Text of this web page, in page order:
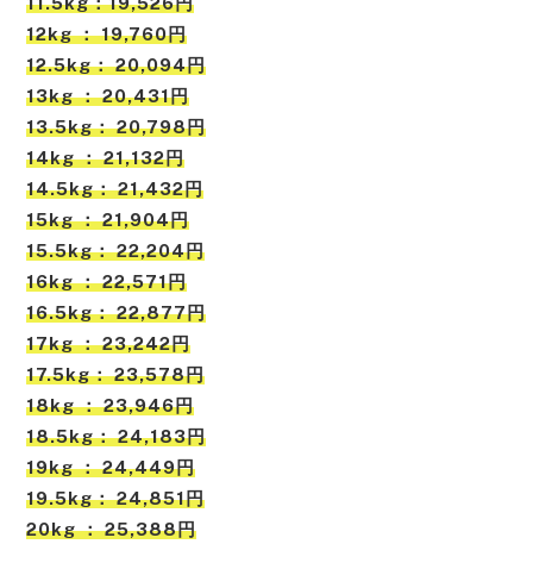
12kg ： 19,760円
12.5kg： 20,094円
13kg ： 20,431円
13.5kg： 20,798円
14kg ： 21,132円
14.5kg： 21,432円
15kg ： 21,904円
15.5kg： 22,204円
16kg ： 22,571円
16.5kg： 22,877円
17kg ： 23,242円
17.5kg： 23,578円
18kg ： 23,946円
18.5kg： 24,183円
19kg ： 24,449円
19.5kg： 24,851円
20kg ： 25,388円